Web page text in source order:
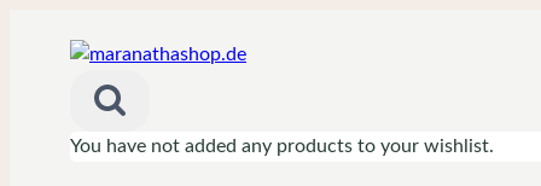
You have not added any products to your wishlist.